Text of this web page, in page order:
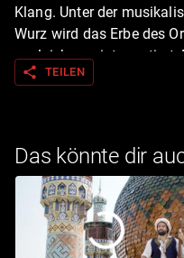
Klang. Unter der
Wurz wird das Erbe des
zugleich neu interpretiert.
ein anderes für
share TEILEN
Das könnte dir